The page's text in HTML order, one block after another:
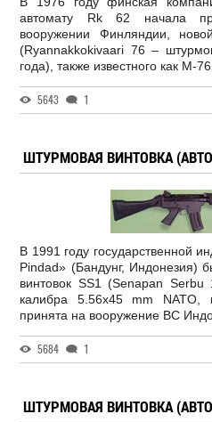
автомату Rk 62 начала
вооружении Финляндии,
(Ryannakkokivaari 76 –
года), также известного как M-76.
5643 1
ШТУРМОВАЯ ВИНТОВКА
В 1991 году государственной
Pindad» (Бандунг, Индонезия)
винтовок SS1 (Senapan
калибра 5.56x45 mm NATO,
принята на вооружение ВС
5684 1
ШТУРМОВАЯ ВИНТОВКА